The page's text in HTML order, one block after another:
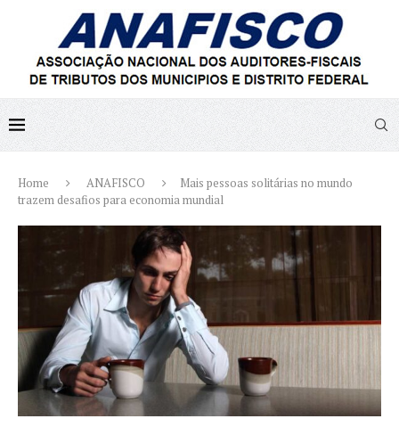
Home ANAFISCO
Mais pessoas solitárias no mundo
trazem desafios para economia mundial